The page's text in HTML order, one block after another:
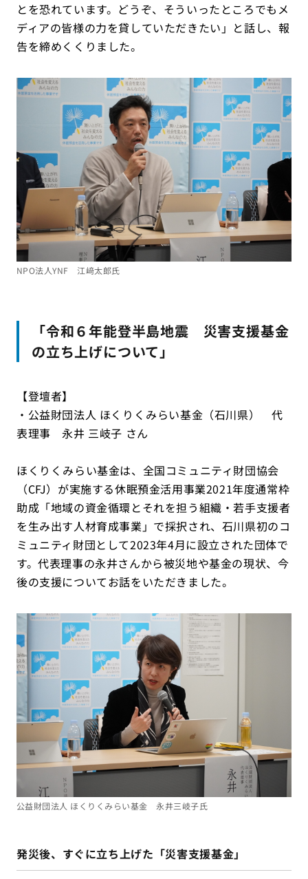
とを恐れています。どうぞ、そういったところでもメ
ディアの皆様の力を貸していただきたい」と話し、報
告を締めくくりました。
NPO法人YNF 江﨑太郎氏
「令和６年能登半島地震 災害支援基金
の立ち上げについて」
【登壇者】
・公益財団法人 ほくりくみらい基金（石川県） 代
表理事 永井 三岐子 さん
ほくりくみらい基金は、全国コミュニティ財団協会
（CFJ）が実施する休眠預金活用事業2021年度通常枠
助成「地域の資金循環とそれを担う組織・若手支援者
を生み出す人材育成事業」で採択され、石川県初のコ
ミュニティ財団として2023年4月に設立された団体で
す。代表理事の永井さんから被災地や基金の現状、今
後の支援についてお話をいただきました。
公益財団法人 ほくりくみらい基金 永井三岐子氏
発災後、すぐに立ち上げた「災害支援基金」